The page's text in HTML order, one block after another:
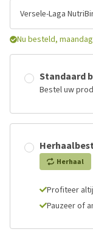
Versele-Laga
Nu besteld,
Standaard
Bestel uw
Herhaal
Profiteer
Pauzeer of